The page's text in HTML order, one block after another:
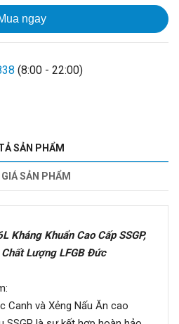
ngay
(8:00 - 22:00)
SẢN PHẨM
SẢN PHẨM
Kháng Khuẩn Cao Cấp SSGP,
Lượng LFGB Đức
Canh và Xẻng Nấu Ăn cao